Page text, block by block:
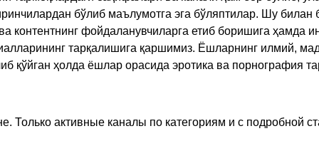
бўлиб маълумотга эга бўляптилар. Шу билан
фойдаланувчиларга етиб боришига ҳамда
тарқалишига қаршимиз. Ёшларнинг илмий,
қўйган ҳолда ёшлар орасида эротика ва порнография
Только активные каналы по категориям и с подробной